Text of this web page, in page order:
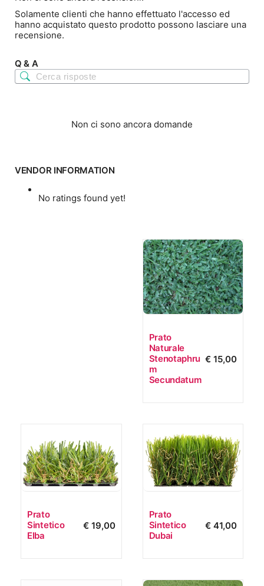
Solamente clienti che hanno effettuato l'accesso ed
hanno acquistato questo prodotto possono lasciare una
recensione.
Q & A
Non ci sono ancora domande
VENDOR INFORMATION
No ratings found yet!
Prato
Naturale
Stenotaphru
M
Secundatum
€ 15,00
Prato
Sintetico
Elba
€19,00
Prato
Sintetico
Dubai
€ 41,00